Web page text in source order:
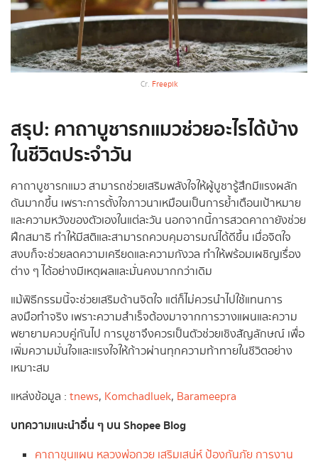
Cr. Freepik
สรุป: คาถาบูชารกแมวช่วยอะไรได้บ้าง
ในชีวิตประจำวัน
คาถาบูชารกแมว สามารถช่วยเสริมพลังใจให้ผู้บูชารู้สึกมีแรงผลัก
ดันมากขึ้น เพราะการตั้งใจภาวนาเหมือนเป็นการย้ำเตือนเป้าหมาย
และความหวังของตัวเองในแต่ละวัน นอกจากนี้การสวดคาถายังช่วย
ฝึกสมาธิ ทำให้มีสติและสามารถควบคุมอารมณ์ได้ดีขึ้น เมื่อจิตใจ
สงบก็จะช่วยลดความเครียดและความกังวล ทำให้พร้อมเผชิญเรื่อง
ต่าง ๆ ได้อย่างมีเหตุผลและมั่นคงมากกว่าเดิม
แม้พิธีกรรมนี้จะช่วยเสริมด้านจิตใจ แต่ก็ไม่ควรนำไปใช้แทนการ
ลงมือทำจริง เพราะความสำเร็จต้องมาจากการวางแผนและความ
พยายามควบคู่กันไป การบูชาจึงควรเป็นตัวช่วยเชิงสัญลักษณ์ เพื่อ
เพิ่มความมั่นใจและแรงใจให้ก้าวผ่านทุกความท้าทายในชีวิตอย่าง
เหมาะสม
แหล่งข้อมูล : tnews, Komchadluek, Barameepra
บทความแนะนำอื่น ๆ บน Shopee Blog
คาถาขุนแผน หลวงพ่อกวย เสริมเสน่ห์ ป้องกันภัย การงาน